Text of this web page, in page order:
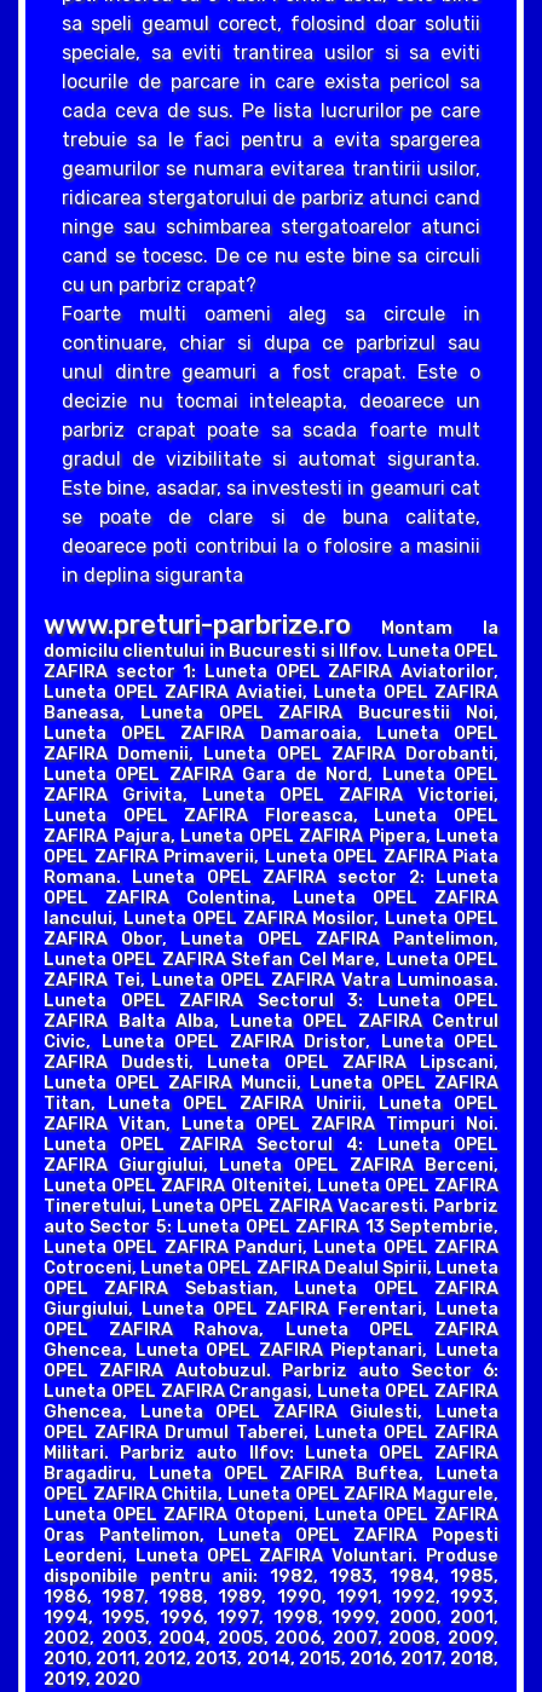
sa speli geamul corect, folosind doar solutii
speciale, sa eviti trantirea usilor si sa eviti
locurile de parcare in care exista pericol sa
cada ceva de sus. Pe lista lucrurilor pe care
trebuie sa le faci pentru a evita spargerea
geamurilor se numara evitarea trantirii usilor,
ridicarea stergatorului de parbriz atunci cand
ninge sau schimbarea stergatoarelor atunci
cand se tocesc. De ce nu este bine sa circuli
cu un parbriz crapat?
Foarte multi oameni aleg sa circule in
continuare, chiar si dupa ce parbrizul sau
unul dintre geamuri a fost crapat. Este o
decizie nu tocmai inteleapta, deoarece un
parbriz crapat poate sa scada foarte mult
gradul de vizibilitate si automat siguranta.
Este bine, asadar, sa investesti in geamuri cat
se poate de clare si de buna calitate,
deoarece poti contribui la o folosire a masinii
in deplina siguranta
www.preturi-parbrize.roMontam la
domicilu clientului in Bucuresti si Ilfov. Luneta OPEL
ZAFIRA sector 1: Luneta OPEL ZAFIRA Aviatorilor,
Luneta OPEL ZAFIRA Aviatiei, Luneta OPEL ZAFIRA
Baneasa, Luneta OPEL ZAFIRA Bucurestii Noi,
Luneta OPEL ZAFIRA Damaroaia, Luneta OPEL
ZAFIRA Domenii, Luneta OPEL ZAFIRA Dorobanti,
Luneta OPEL ZAFIRA Gara de Nord, Luneta OPEL
ZAFIRA Grivita, Luneta OPEL ZAFIRA Victoriei,
Luneta OPEL ZAFIRA Floreasca, Luneta OPEL
ZAFIRA Pajura, Luneta OPEL ZAFIRA Pipera, Luneta
OPEL ZAFIRA Primaverii, Luneta OPEL ZAFIRA Piata
Romana. Luneta OPEL ZAFIRA sector 2: Luneta
OPEL ZAFIRA Colentina, Luneta OPEL ZAFIRA
Iancului, Luneta OPEL ZAFIRA Mosilor, Luneta OPEL
ZAFIRA Obor, Luneta OPEL ZAFIRA Pantelimon,
Luneta OPEL ZAFIRA Stefan Cel Mare, Luneta OPEL
ZAFIRA Tei, Luneta OPEL ZAFIRA Vatra Luminoasa.
Luneta OPEL ZAFIRA Sectorul 3: Luneta OPEL
ZAFIRA Balta Alba, Luneta OPEL ZAFIRA Centrul
Civic, Luneta OPEL ZAFIRA Dristor, Luneta OPEL
ZAFIRA Dudesti, Luneta OPEL ZAFIRA Lipscani,
Luneta OPEL ZAFIRA Muncii, Luneta OPEL ZAFIRA
Titan, Luneta OPEL ZAFIRA Unirii, Luneta OPEL
ZAFIRA Vitan, Luneta OPEL ZAFIRA Timpuri Noi.
Luneta OPEL ZAFIRA Sectorul 4: Luneta OPEL
ZAFIRA Giurgiului, Luneta OPEL ZAFIRA Berceni,
Luneta OPEL ZAFIRA Oltenitei, Luneta OPEL ZAFIRA
Tineretului, Luneta OPEL ZAFIRA Vacaresti. Parbriz
auto Sector 5: Luneta OPEL ZAFIRA 13 Septembrie,
Luneta OPEL ZAFIRA Panduri, Luneta OPEL ZAFIRA
Cotroceni, Luneta OPEL ZAFIRA Dealul Spirii, Luneta
OPEL ZAFIRA Sebastian, Luneta OPEL ZAFIRA
Giurgiului, Luneta OPEL ZAFIRA Ferentari, Luneta
OPEL ZAFIRA Rahova, Luneta OPEL ZAFIRA
Ghencea, Luneta OPEL ZAFIRA Pieptanari, Luneta
OPEL ZAFIRA Autobuzul. Parbriz auto Sector 6:
Luneta OPEL ZAFIRA Crangasi, Luneta OPEL ZAFIRA
Ghencea, Luneta OPEL ZAFIRA Giulesti, Luneta
OPEL ZAFIRA Drumul Taberei, Luneta OPEL ZAFIRA
Militari. Parbriz auto Ilfov: Luneta OPEL ZAFIRA
Bragadiru, Luneta OPEL ZAFIRA Buftea, Luneta
OPEL ZAFIRA Chitila, Luneta OPEL ZAFIRA Magurele,
Luneta OPEL ZAFIRA Otopeni, Luneta OPEL ZAFIRA
Oras Pantelimon, Luneta OPEL ZAFIRA Popesti
Leordeni, Luneta OPEL ZAFIRA Voluntari. Produse
disponibile pentru anii: 1982, 1983, 1984, 1985,
1986, 1987, 1988, 1989, 1990, 1991, 1992, 1993,
1994, 1995, 1996, 1997, 1998, 1999, 2000, 2001,
2002, 2003, 2004, 2005, 2006, 2007, 2008, 2009,
2010, 2011, 2012, 2013, 2014, 2015, 2016, 2017, 2018,
2019, 2020